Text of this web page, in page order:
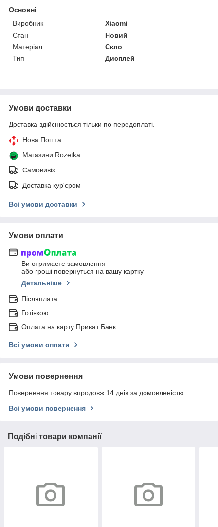
Основні
Виробник
Xiaomi
Стан
Новий
Матеріал
Скло
Тип
Дисплей
Умови доставки
Доставка здійснюється тільки по передоплаті.
Нова Пошта
Магазини Rozetka
Самовивіз
Доставка кур'єром
Всі умови доставки
Умови оплати
Ви отримаєте замовлення
або гроші повернуться на вашу картку
Детальніше
Післяплата
Готівкою
Оплата на карту Приват Банк
Всі умови оплати
Умови повернення
Повернення товару впродовж 14 днів за домовленістю
Всі умови повернення
Подібні товари компанії